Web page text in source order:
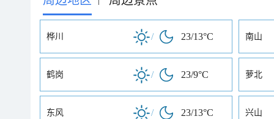
桦川 / 23/13°C 南山
鹤岗 / 23/9°C 萝北
东风 / 23/13°C 兴山